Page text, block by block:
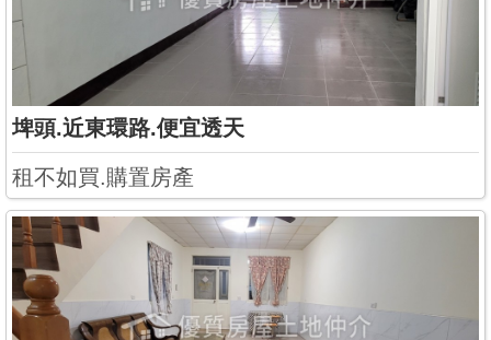
埤頭.近東環路.便宜透天
租不如買.購置房產